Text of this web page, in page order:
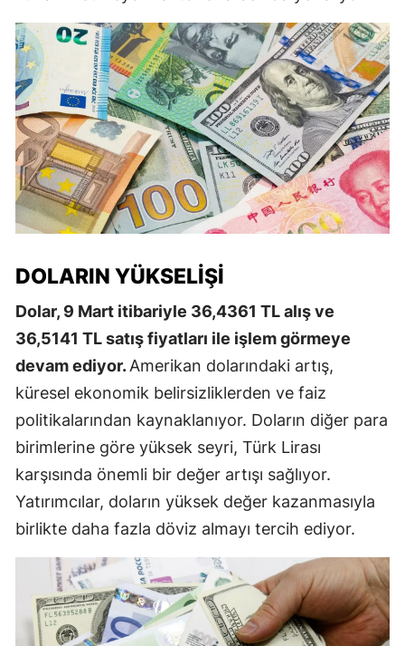
DOLARIN YÜKSELIŞI
Dolar, 9 Mart itibariyle 36,4361 TL alış ve
36,5141 TL satış fiyatları ile işlem görmeye
devam ediyor.Amerikan dolarındaki artış,
küresel ekonomik belirsizliklerden ve faiz
politikalarından kaynaklanıyor. Doların diğer para
birimlerine göre yüksek seyri, Türk Lirası
karşısında önemli bir değer artışı sağlıyor.
Yatırımcılar, doların yüksek değer kazanmasıyla
birlikte daha fazla döviz almayı tercih ediyor.